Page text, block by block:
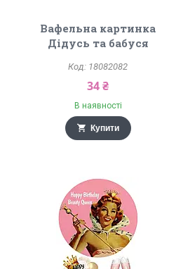
Вафельна картинка
Дідусь та бабуся
18082082
34 ₴
В наявності
Купити